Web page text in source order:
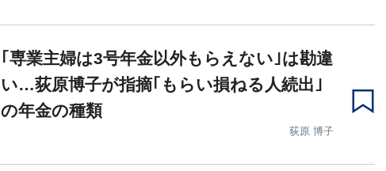
｢専業主婦は3号年金以外もらえない｣は勘違
い…荻原博子が指摘｢もらい損ねる人続出｣
の年金の種類
荻原 博子